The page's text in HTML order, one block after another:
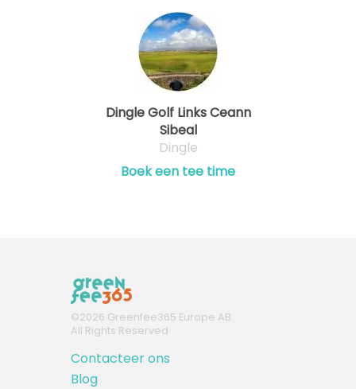
Dingle Golf Links Ceann
Sibeal
Dingle
Boek een tee time
©2026 Greenfee365 Europe AB.
All Rights Reserved
Contacteer ons
Blog